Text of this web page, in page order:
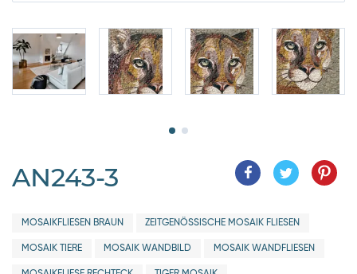
AN243-3
MOSAIKFLIESEN BRAUN ZEITGENÖSSISCHE MOSAIK FLIESEN
MOSAIK TIERE MOSAIK WANDBILD MOSAIK WANDFLIESEN